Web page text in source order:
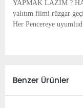
YAPMAK LAZIM ?
yalıtım filmi rüzgar
Her Pencereye
Benzer Ürünler